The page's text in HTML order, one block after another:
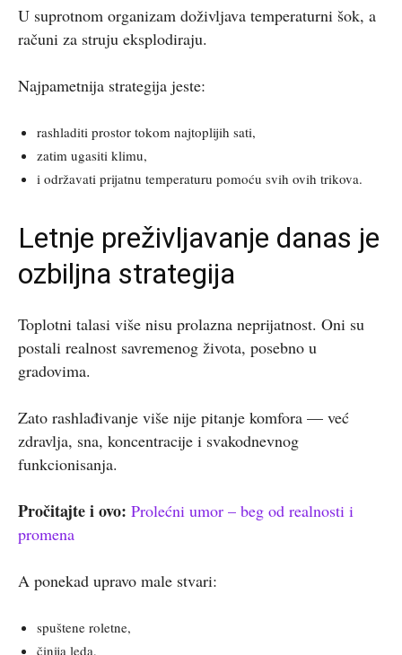
U suprotnom organizam doživljava temperaturni šok, a
računi za struju eksplodiraju.
Najpametnija strategija jeste:
rashladiti prostor tokom najtoplijih sati,
zatim ugasiti klimu,
i održavati prijatnu temperaturu pomoću svih ovih trikova.
Letnje preživljavanje danas je
ozbiljna strategija
Toplotni talasi više nisu prolazna neprijatnost. Oni su
postali realnost savremenog života, posebno u
gradovima.
Zato rashlađivanje više nije pitanje komfora — već
zdravlja, sna, koncentracije i svakodnevnog
funkcionisanja.
Pročitajte i ovo: Prolećni umor – beg od realnosti i
promena
A ponekad upravo male stvari:
spuštene roletne,
činija leda,